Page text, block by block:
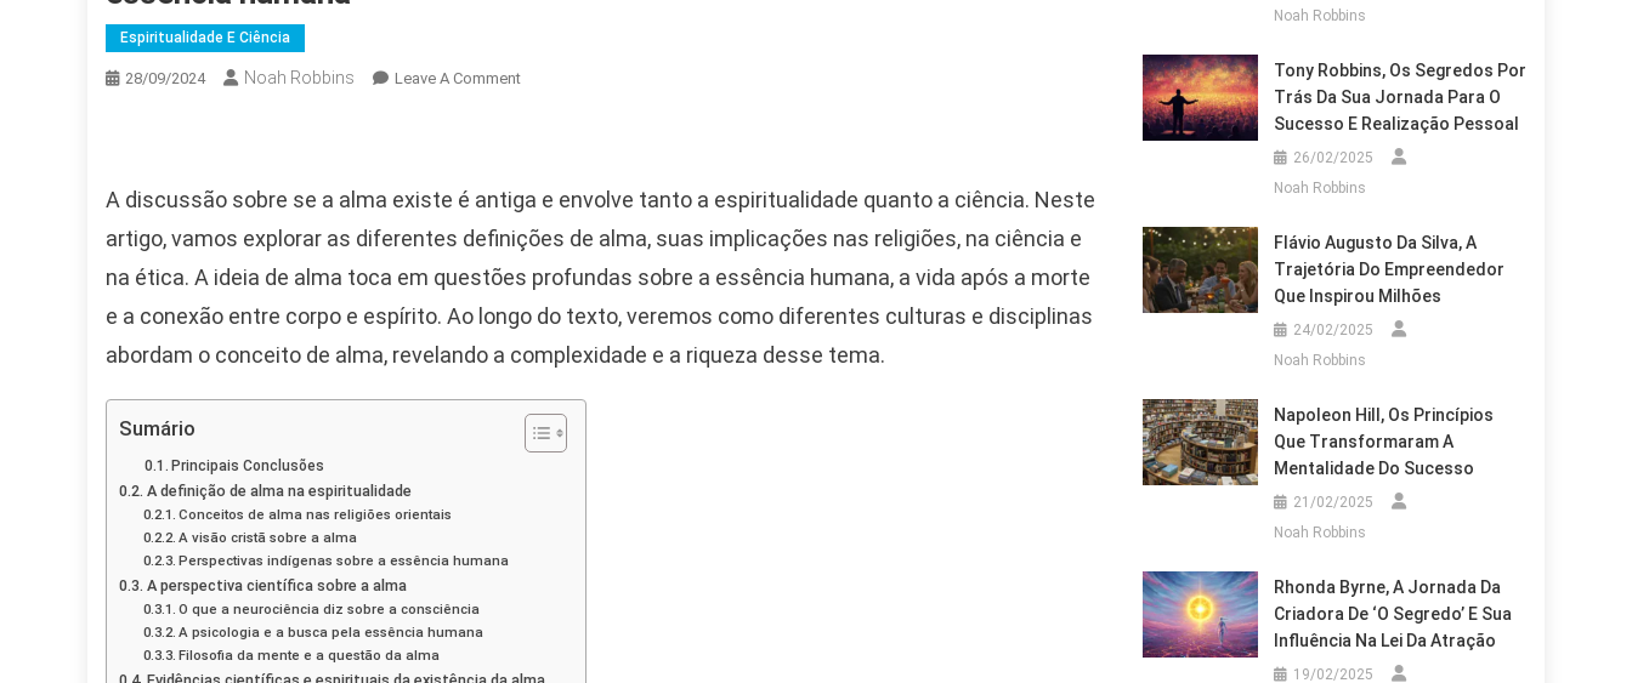
Espiritualidade E Ciência
28/09/2024 Noah Robbins Leave A CommentOn
A
Ciência
E
Espiritualidade
Dizem
A
Essência
A discussão sobre se a alma existe é antiga e envolve tanto a espiritualidade quanto a ciência. Neste
artigo, vamos explorar as diferentes definições de alma, suas implicações nas religiões, na ciência e
na ética. A ideia de alma toca em questões profundas sobre a essência humana, a vida após a morte
e a conexão entre corpo e espírito. Ao longo do texto, veremos como diferentes culturas e disciplinas
abordam o conceito de alma, revelando a complexidade e a riqueza desse tema.
Sumário
Principais Conclusões
A definição de alma na espiritualidade
Conceitos de alma nas religiões orientais
A visão cristã sobre a alma
Perspectivas indígenas sobre a essência humana
A perspectiva científica sobre a alma
O que a neurociência diz sobre a consciência
A psicologia e a busca pela essência humana
Filosofia da mente e a questão da alma
Noah Robbins
Tony Robbins, Os Segredos Por
Trás Da Sua Jornada Para O
Sucesso E Realização Pessoal
26/02/2025
Noah Robbins
Flávio Augusto Da Silva, A
Trajetória Do Empreendedor
Que Inspirou Milhões
24/02/2025
Noah Robbins
Napoleon Hill, Os Princípios
Que Transformaram A
Mentalidade Do Sucesso
21/02/2025
Noah Robbins
Rhonda Byrne, A Jornada Da
Criadora De ‘O Segredo’ E Sua
Influência Na Lei Da Atração
19/02/2025